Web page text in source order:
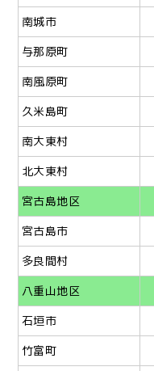
南城市
与那原町
南風原町
久米島町
南大東村
北大東村
宮古島地区
宮古島市
多良間村
八重山地区
石垣市
竹富町